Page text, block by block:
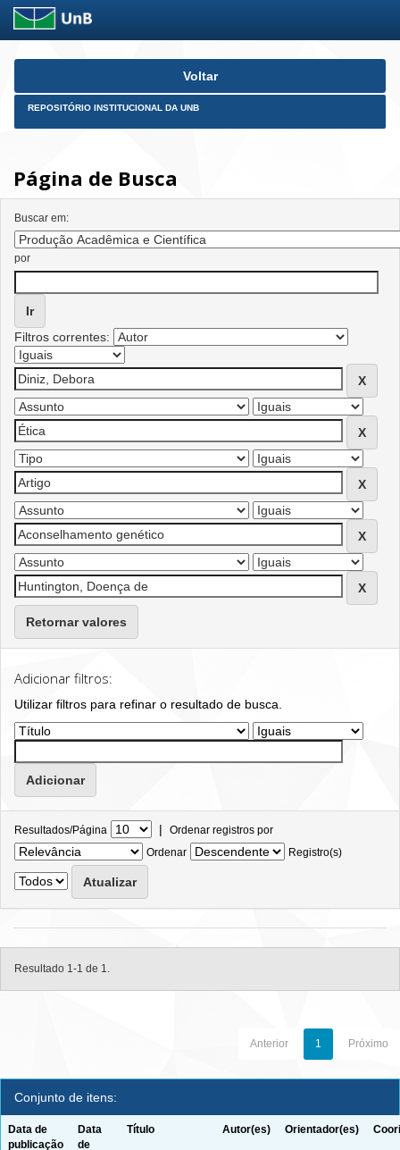
Skip
Voltar
REPOSITÓRIO INSTITUCIONAL DA UNB
Página de Busca
Buscar em:
por
Filtros correntes:
Retornar valores
Adicionar filtros:
Utilizar filtros para refinar o resultado de busca.
Resultados/Página | Ordenar registros por
Ordenar
Registro(s)
Resultado 1-1 de 1.
Anterior 1 Próximo
Conjunto de itens:
Data de
publicação
Data
de
Título Autor(es) Orientador(es)